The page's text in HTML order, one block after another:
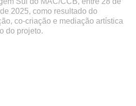
2025, como resultado do
co-criação e mediação artística
do projeto.